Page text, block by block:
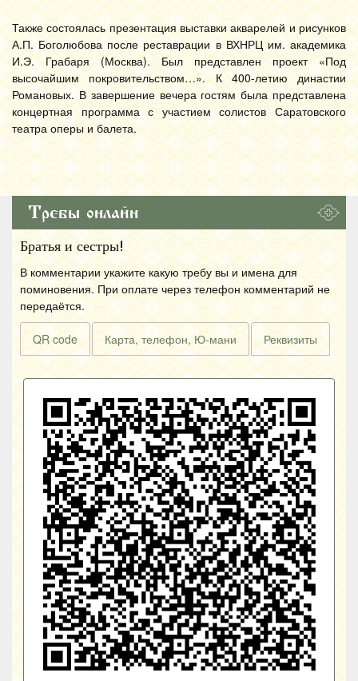
Также состоялась презентация выставки акварелей и рисунков
А.П. Боголюбова после реставрации в ВХНРЦ им. академика
И.Э. Грабаря (Москва). Был представлен проект «Под
высочайшим покровительством…». К 400-летию династии
Романовых. В завершение вечера гостям была представлена
концертная программа с участием солистов Саратовского
театра оперы и балета.
Требы онлайн
Братья и сестры!
В комментарии укажите какую требу вы и имена для
поминовения. При оплате через телефон комментарий не
передаётся.
QR code Карта, телефон, Ю-мани Реквизиты